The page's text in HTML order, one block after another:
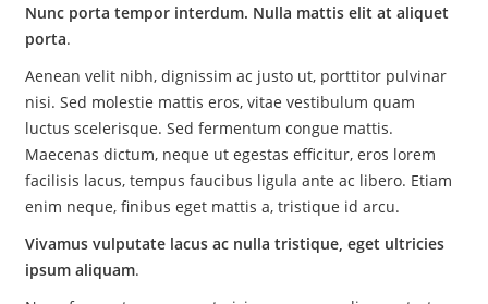
Nunc porta tempor interdum. Nulla mattis elit at aliquet
porta.
Aenean velit nibh, dignissim ac justo ut, porttitor pulvinar
nisi. Sed molestie mattis eros, vitae vestibulum quam
luctus scelerisque. Sed fermentum congue mattis.
Maecenas dictum, neque ut egestas efficitur, eros lorem
facilisis lacus, tempus faucibus ligula ante ac libero. Etiam
enim neque, finibus eget mattis a, tristique id arcu.
Vivamus vulputate lacus ac nulla tristique, eget ultricies
ipsum aliquam.